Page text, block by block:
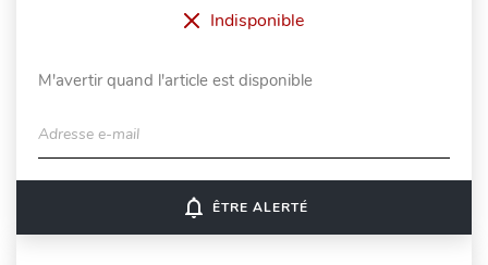
Indisponible
M'avertir quand l'article est disponible
Adresse e-mail
notifications_none ÊTRE ALERTÉ